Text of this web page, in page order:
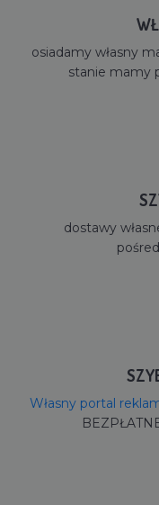
osiadamy własny
stanie mamy
dostawy
Własny portal